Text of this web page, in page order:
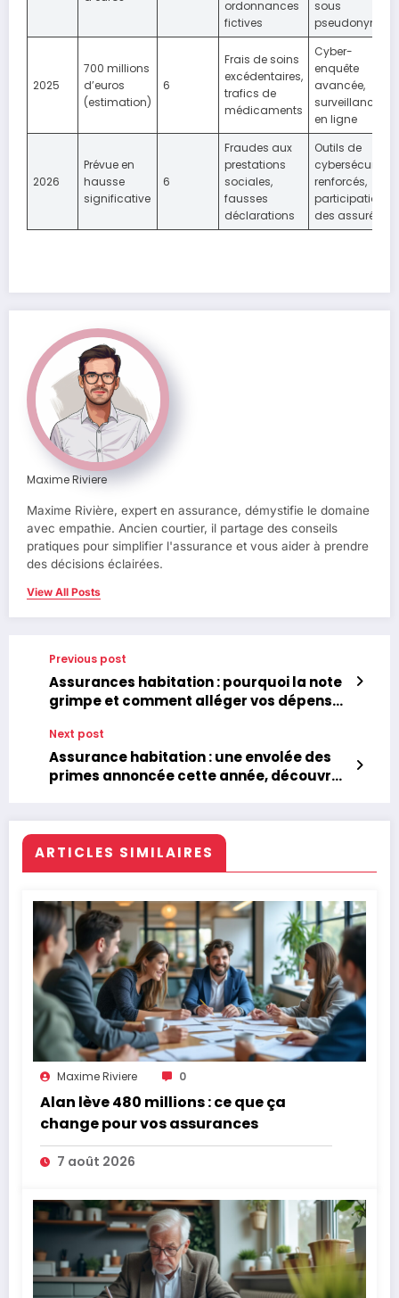
ordonnances
fictives
sous
pseudonyme
2025
700 millions
d’euros
(estimation)
6
Frais de soins
excédentaires,
trafics de
médicaments
Cyber-
enquête
avancée,
surveillance
en ligne
2026
Prévue en
hausse
significative
6
Fraudes aux
prestations
sociales,
fausses
déclarations
Outils de
cybersécurité
renforcés,
participation
des assurés
Maxime Riviere
Maxime Rivière, expert en assurance, démystifie le domaine
avec empathie. Ancien courtier, il partage des conseils
pratiques pour simplifier l'assurance et vous aider à prendre
des décisions éclairées.
View All Posts
Previous post
Assurances habitation : pourquoi la note
grimpe et comment alléger vos dépenses
Next post
Assurance habitation : une envolée des
primes annoncée cette année, découvrez
ARTICLES SIMILAIRES
Maxime Riviere 0
Alan lève 480 millions : ce que ça
change pour vos assurances
7 août 2026